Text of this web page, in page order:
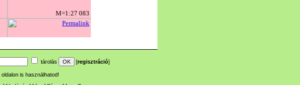
tárolás [regisztráció]
oldalon is használhatod!